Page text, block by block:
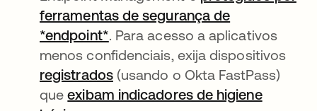
ferramentas de segurança de
*endpoint*. Para acesso a aplicativos
menos confidenciais, exija dispositivos
registrados(usando o Okta FastPass)
queexibam indicadores de higiene